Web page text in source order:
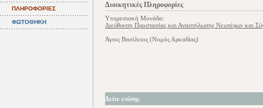
ΠΛΗΡΟΦΟΡΙΕΣ
ΦΩΤΟΘΗΚΗ
Διοικητικές Πληροφορίες
Υπηρεσιακή Μονάδα:
Διεύθυνση Προστασίας και Αναστήλωσης Νεωτέρων και
Άγιος Βασίλειος (Νομός Αρκαδίας)
Δείτε επίσης